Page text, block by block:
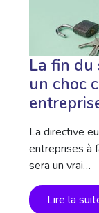
La fin du
un choc
La directive
entreprises à
sera un vrai…
Lire la